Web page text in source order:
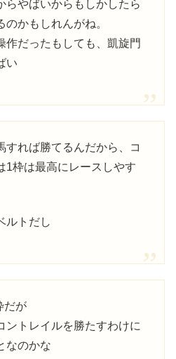
らやばいからもしかしたら
かもしれんがね。
作だったもしても、凱旋門
い
すれば勝てるんだから、コ
1枠は最高にレースしやす
ルトだし
だが
ントレイルを勝たすわけに
なのかな